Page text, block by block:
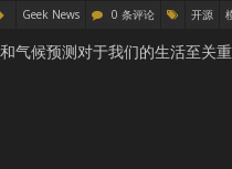
Geek News 0 条评论 开源
气候预测对于我们的生活至关